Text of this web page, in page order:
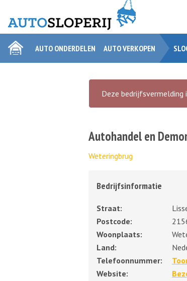
AUTO ONDERDELEN AUTO VERKOPEN
Deze
Autohandel en
Weteringbrug
Bedrijfsinformatie
Straat:
Postcode:
Woonplaats:
Land:
Telefoonnummer:
Website: